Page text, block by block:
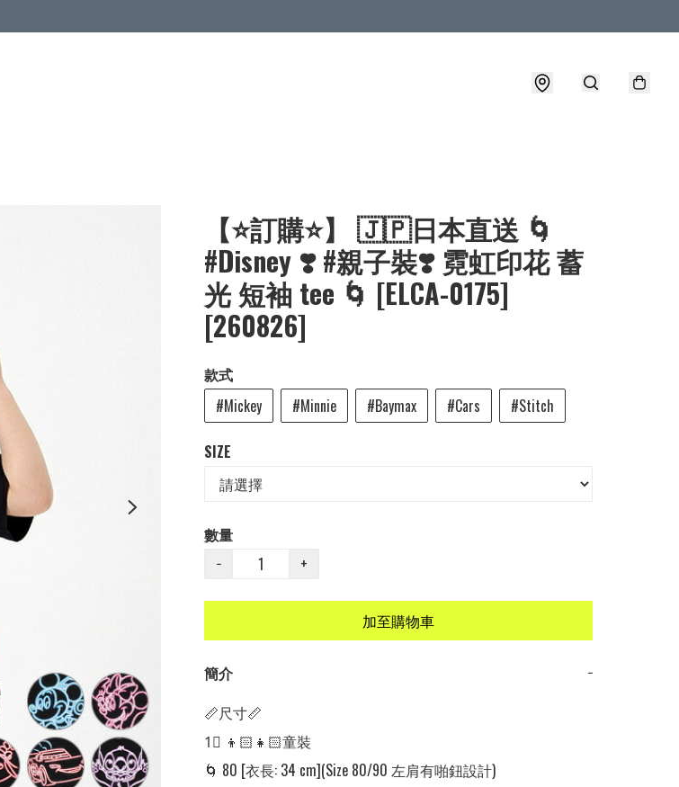
【⭐訂購⭐】 🇯🇵日本直送 🌀
#Disney ❣️ #親子裝❣️ 霓虹印花 蓄
光 短袖 tee 🌀 [ELCA-0175]
[260826]
款式
#Mickey
#Minnie #Baymax #Cars #Stitch
SIZE
數量
−
+
加至購物車
簡介
−
📏尺寸📏
1⃣ 👦🏻👧🏻童裝
🌀 80 [衣長: 34 cm](Size 80/90 左肩有啪鈕設計)